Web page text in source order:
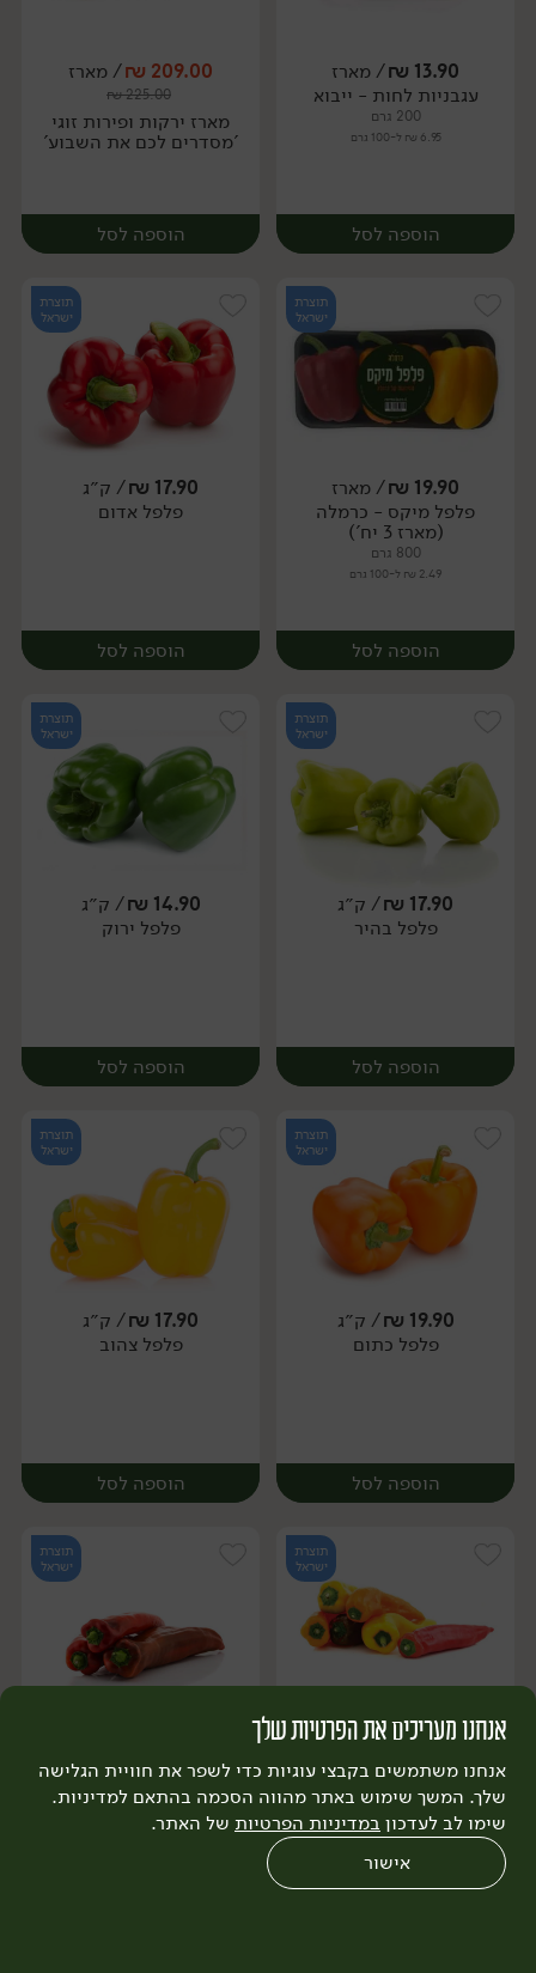
מארז מארז
13.90
₪/ מארז
עגבניות לחות - ייבוא
200 גרם
6.95 ₪ ל-100 גרם
הוספה לסל
מארז
209.00
₪/ מארז
225.00
₪
מארז ירקות ופירות זוגי
'מסדרים לכם את השבוע'
הוספה לסל
מארז
תוצרת
ישראל
19.90
₪/ מארז
פלפל מיקס - כרמלה
(מארז 3 יח')
800 גרם
2.49 ₪ ל-100 גרם
הוספה לסל
מארז
תוצרת
ישראל
17.90
₪/ ק״ג
פלפל אדום
הוספה לסל
יח׳ ק״ג
תוצרת
ישראל
17.90
₪/ ק״ג
פלפל בהיר
הוספה לסל
יח׳ ק״ג
תוצרת
ישראל
14.90
₪/ ק״ג
פלפל ירוק
הוספה לסל
יח׳ ק״ג
תוצרת
ישראל
19.90
₪/ ק״ג
פלפל כתום
הוספה לסל
יח׳ ק״ג
תוצרת
ישראל
17.90
₪/ ק״ג
פלפל צהוב
הוספה לסל
יח׳ ק״ג
תוצרת
ישראל
15.90
₪ / מארז
(מארז 3-4 יח')
600 גרם
2.65 ₪ ל-100 גרם
תוצרת
ישראל
פלפל שושקה מתוק
אנחנו מעריכים את הפרטיות שלך
אנחנו משתמשים בקבצי עוגיות כדי לשפר את חוויית הגלישה
שלך. המשך שימוש באתר מהווה הסכמה בהתאם למדיניות.
שימו לב לעדכון במדיניות הפרטיות של האתר.
אישור